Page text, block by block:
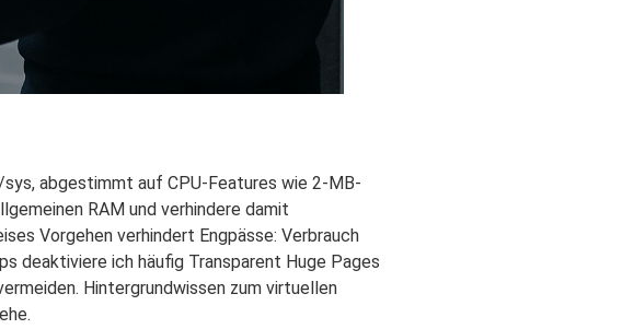
abgestimmt auf CPU‑Features wie 2‑MB‑
RAM und verhindere damit
Vorgehen verhindert Engpässe: Verbrauch
deaktiviere ich häufig Transparent Huge Pages
Hintergrundwissen zum virtuellen